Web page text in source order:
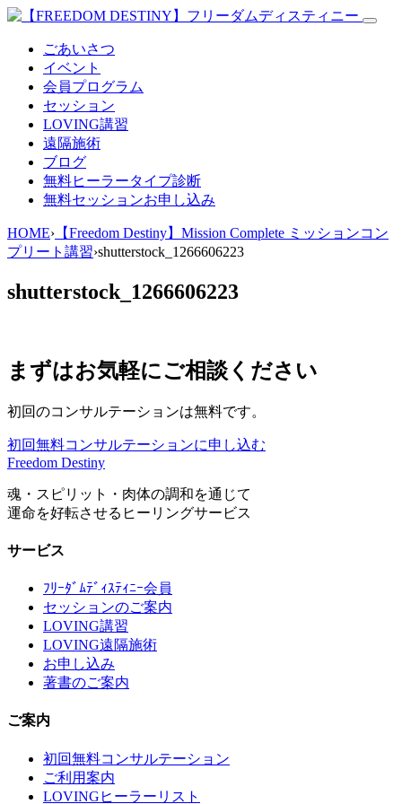
ごあいさつ
イベント
会員プログラム
セッション
LOVING講習
遠隔施術
ブログ
無料ヒーラータイプ診断
無料セッションお申し込み
HOME› 【Freedom Destiny】Mission Complete ミッションコン
プリート講習›shutterstock_1266606223
shutterstock_1266606223
まずはお気軽にご相談ください
初回のコンサルテーションは無料です。
初回無料コンサルテーションに申し込む
Freedom Destiny
魂・スピリット・肉体の調和を通じて
運命を好転させるヒーリングサービス
サービス
ﾌﾘｰﾀﾞﾑﾃﾞｨｽﾃｨﾆｰ会員
セッションのご案内
LOVING講習
LOVING遠隔施術
お申し込み
著書のご案内
ご案内
初回無料コンサルテーション
ご利用案内
LOVINGヒーラーリスト